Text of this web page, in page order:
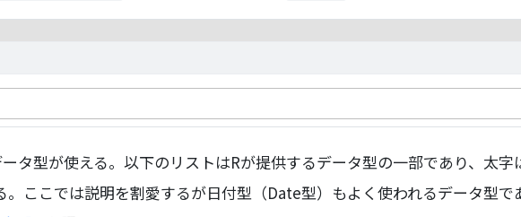
タ型が使える。以下のリストはRが提供するデータ型の一部であり、太字
。ここでは説明を割愛するが日付型（Date型）もよく使われるデータ型で